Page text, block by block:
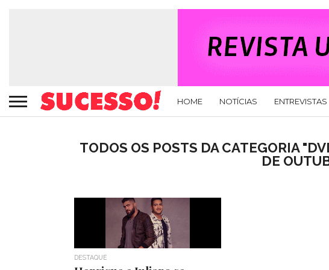
HOME NOTÍCIAS ENTREVISTAS
TODOS OS POSTS DA CATEGORIA
DE
DESTAQUE